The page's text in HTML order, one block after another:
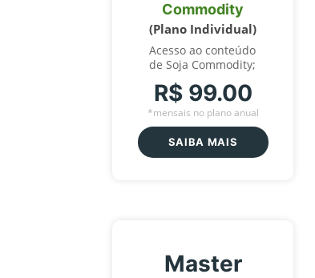
Commodity
(Plano Individual)
Acesso ao conteúdo
de Soja Commodity;
R$ 99.00
*mensais no plano anual
SAIBA MAIS
Master